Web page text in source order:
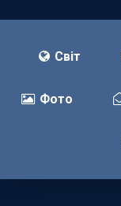
Світ
Фото